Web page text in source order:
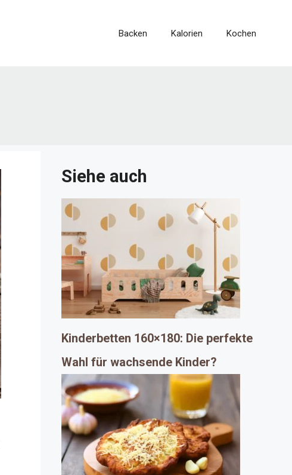
Backen Kalorien Kochen
Siehe auch
Kinderbetten 160×180: Die perfekte
Wahl für wachsende Kinder?